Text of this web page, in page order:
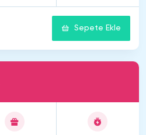
Sepete Ekle